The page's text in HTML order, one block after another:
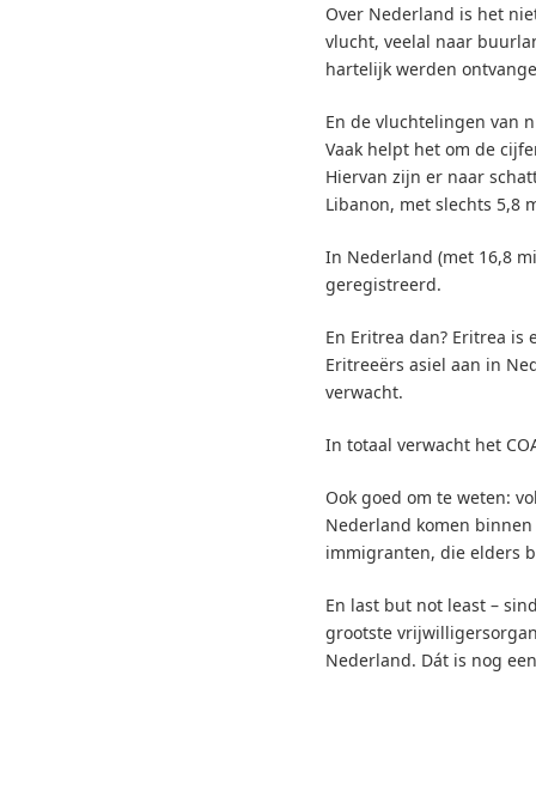
Over Nederland is het
vlucht, veelal naar
hartelijk werden
En de vluchtelingen van
Vaak helpt het om de
Hiervan zijn er naar
Libanon, met slechts 5,8
In Nederland (met 16,8
geregistreerd.
En Eritrea dan? Eritrea is
Eritreeërs asiel aan in
verwacht.
In totaal verwacht het
Ook goed om te weten:
Nederland komen
immigranten, die elders
En last but not least –
grootste
Nederland. Dát is nog